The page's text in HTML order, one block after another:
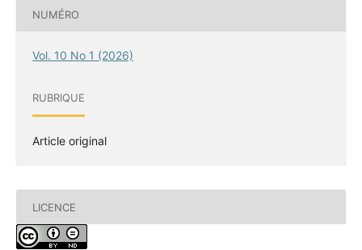
NUMÉRO
Vol. 10 No 1 (2026)
RUBRIQUE
Article original
LICENCE